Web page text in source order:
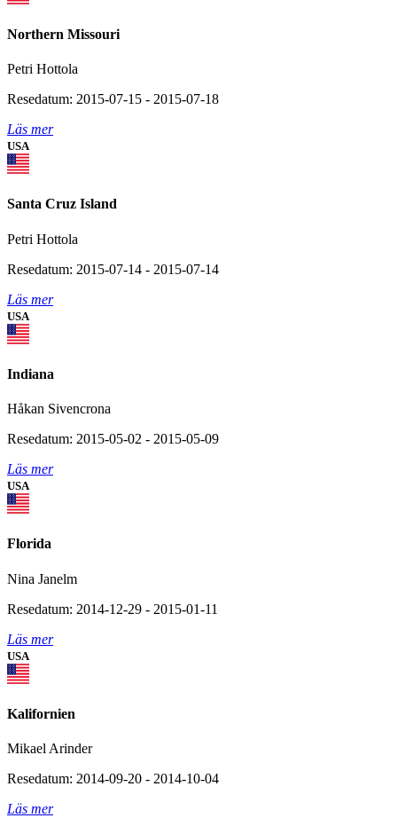
Northern Missouri
Petri Hottola
Resedatum: 2015-07-15 - 2015-07-18
Läs mer
USA
Santa Cruz Island
Petri Hottola
Resedatum: 2015-07-14 - 2015-07-14
Läs mer
USA
Indiana
Håkan Sivencrona
Resedatum: 2015-05-02 - 2015-05-09
Läs mer
USA
Florida
Nina Janelm
Resedatum: 2014-12-29 - 2015-01-11
Läs mer
USA
Kalifornien
Mikael Arinder
Resedatum: 2014-09-20 - 2014-10-04
Läs mer